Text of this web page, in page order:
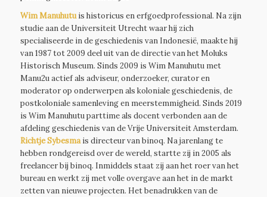
Wim Manuhutuis historicus en erfgoedprofessional. Na zijn
studie aan de Universiteit Utrecht waar hij zich
specialiseerde in de geschiedenis van Indonesië, maakte hij
van 1987 tot 2009 deel uit van de directie van het Moluks
Historisch Museum. Sinds 2009 is Wim Manuhutu met
Manu2u actief als adviseur, onderzoeker, curator en
moderator op onderwerpen als koloniale geschiedenis, de
postkoloniale samenleving en meerstemmigheid. Sinds 2019
is Wim Manuhutu parttime als docent verbonden aan de
afdeling geschiedenis van de Vrije Universiteit Amsterdam.
Richtje Sybesmais directeur van binoq. Na jarenlang te
hebben rondgereisd over de wereld, startte zij in 2005 als
freelancer bij binoq. Inmiddels staat zij aan het roer van het
bureau en werkt zij met volle overgave aan het in de markt
zetten van nieuwe projecten. Het benadrukken van de